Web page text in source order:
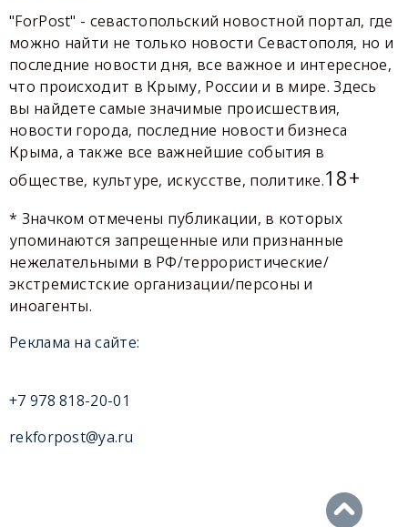
"ForPost" - севастопольский новостной портал, где
можно найти не только новости Севастополя, но и
последние новости дня, все важное и интересное,
что происходит в Крыму, России и в мире. Здесь
вы найдете самые значимые происшествия,
новости города, последние новости бизнеса
Крыма, а также все важнейшие события в
обществе, культуре, искусстве, политике.18+
* Значком отмечены публикации, в которых
упоминаются запрещенные или признанные
нежелательными в РФ/террористические/
экстремистские организации/персоны и
иноагенты.
Реклама на сайте:
+7 978 818-20-01
rekforpost@ya.ru